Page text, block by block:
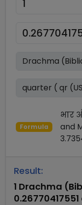
Formula
भार
and
Result:
1 Drachma
0.26770417551